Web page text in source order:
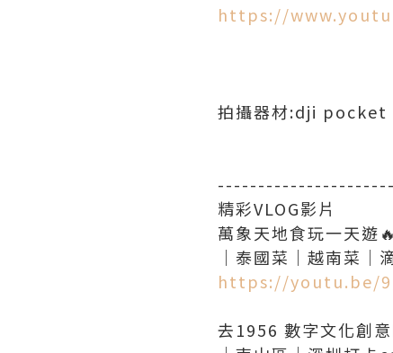
https://
拍攝器材:dji pocket
精彩VLOG影片
萬象天地食玩一天遊
https://youtu.be/
去1956 數字文化創